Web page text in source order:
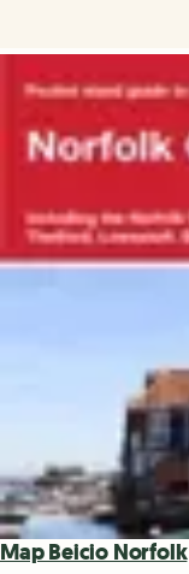
Map Beicio Norfolk